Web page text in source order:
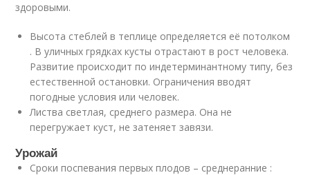
здоровыми.
Высота стеблей в теплице определяется её потолком
. В уличных грядках кусты отрастают в рост человека.
Развитие происходит по индетерминантному типу, без
естественной остановки. Ограничения вводят
погодные условия или человек.
Листва светлая, среднего размера. Она не
перегружает куст, не затеняет завязи.
Урожай
Сроки поспевания первых плодов – среднеранние :